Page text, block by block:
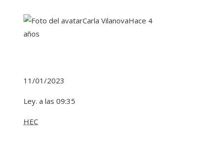
Carla VilanovaHace 4
años
11/01/2023
Ley. a las 09:35
HEC